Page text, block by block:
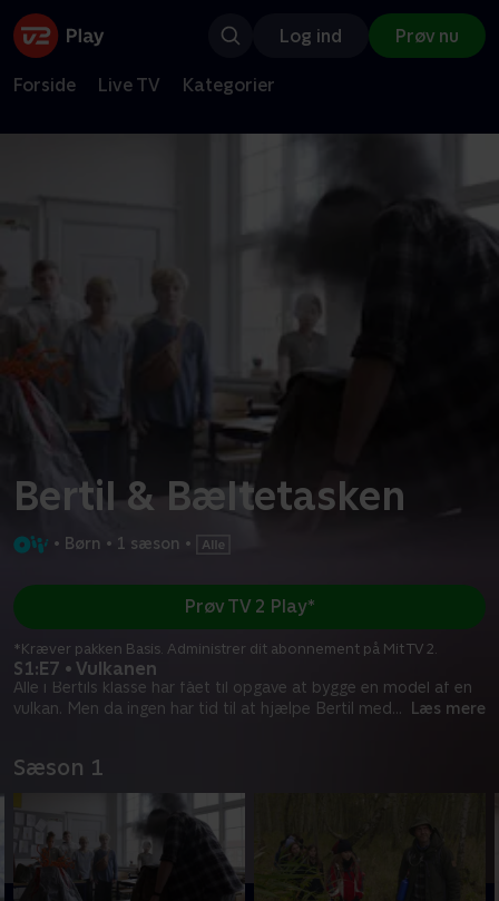
Log ind Prøv nu
Forside Live TV Kategorier
Bertil & Bæltetasken
• Børn • 1 sæson •
S1:E7 • Vulkanen
Alle i Bertils klasse har fået til opgave at bygge en model af en
vulkan. Men da ingen har tid til at hjælpe Bertil med... Læs mere
Prøv TV 2 Play*
*Kræver pakken Basis. Administrer dit abonnement på Mit TV 2.
Sæson 1